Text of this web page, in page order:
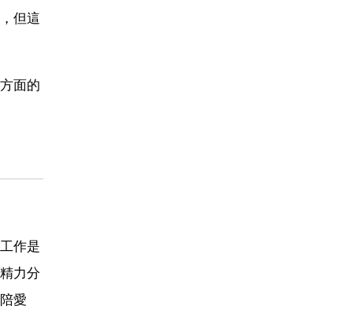
但這
面的
作是
力分
愛